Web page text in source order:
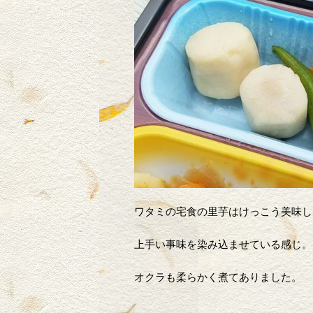
ワタミの宅食の里芋はけっこう美味
上手い事味を染み込ませている感じ。
オクラも柔らかく煮てありました。